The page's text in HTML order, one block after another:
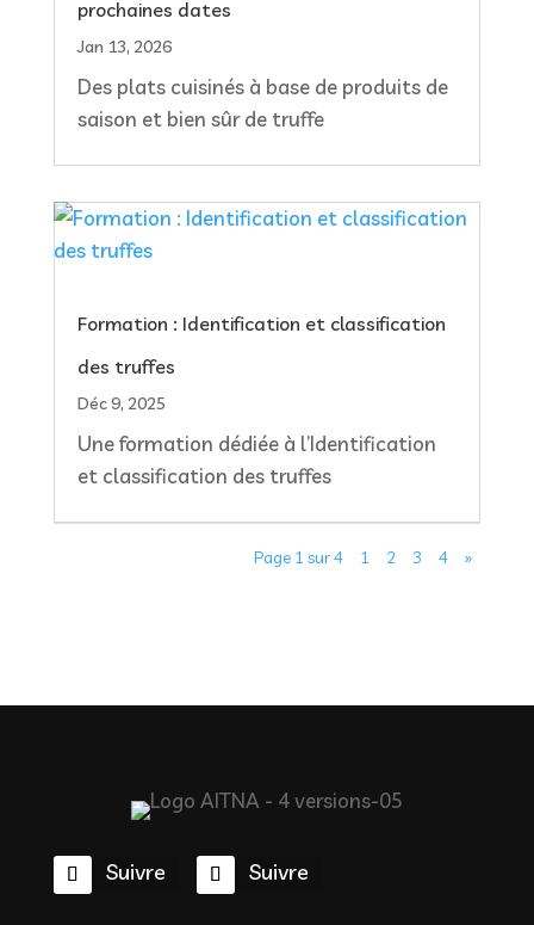
prochaines dates
Jan 13, 2026
Des plats cuisinés à base de produits de
saison et bien sûr de truffe
Formation : Identification et classification
des truffes
Déc 9, 2025
Une formation dédiée à l’Identification
et classification des truffes
Page 1 sur 4 1 2 3 4 »
Suivre Suivre